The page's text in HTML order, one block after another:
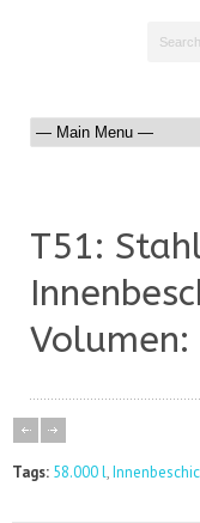
T51:
Volumen:
Tags: 58.000 l,